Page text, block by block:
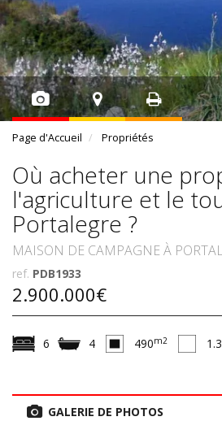
Page d'Accueil Propriétés
Où acheter une
l'agriculture et le
Portalegre ?
MAISON DE CAMPAGNE À
ref. PDB1933
2.900.000€
6 4 490m2
GALERIE DE PHOTOS